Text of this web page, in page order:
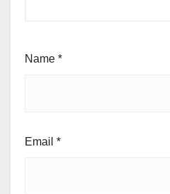
Name *
Email *